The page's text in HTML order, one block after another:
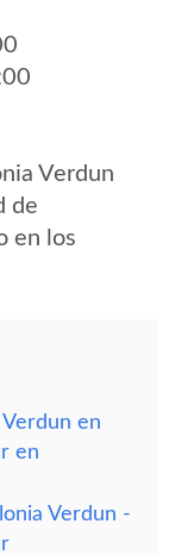
Verdun
de
en los
en
en
Verdun -